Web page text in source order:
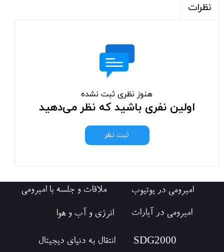
نظرات
هنوز نظری ثبت نشده
اولین نفری باشید که نظر می‌دهید
ثبت نظر
ملاقات و جلسه با امپرومی
​SDG2000
امپرومی در آپارات
امپرومی در یوتیوب
انرژی و آب و هوا
انتقال به دنیای دیجیتال